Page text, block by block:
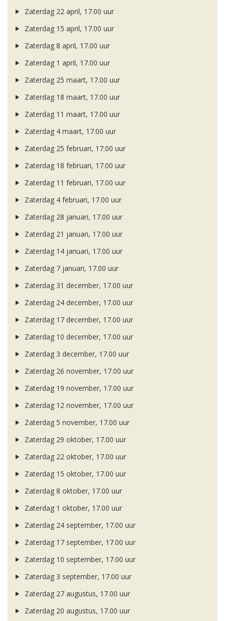
Zaterdag 22 april, 17.00 uur
Zaterdag 15 april, 17.00 uur
Zaterdag 8 april, 17.00 uur
Zaterdag 1 april, 17.00 uur
Zaterdag 25 maart, 17.00 uur
Zaterdag 18 maart, 17.00 uur
Zaterdag 11 maart, 17.00 uur
Zaterdag 4 maart, 17.00 uur
Zaterdag 25 februari, 17.00 uur
Zaterdag 18 februari, 17.00 uur
Zaterdag 11 februari, 17.00 uur
Zaterdag 4 februari, 17.00 uur
Zaterdag 28 januari, 17.00 uur
Zaterdag 21 januari, 17.00 uur
Zaterdag 14 januari, 17.00 uur
Zaterdag 7 januari, 17.00 uur
Zaterdag 31 december, 17.00 uur
Zaterdag 24 december, 17.00 uur
Zaterdag 17 december, 17.00 uur
Zaterdag 10 december, 17.00 uur
Zaterdag 3 december, 17.00 uur
Zaterdag 26 november, 17.00 uur
Zaterdag 19 november, 17.00 uur
Zaterdag 12 november, 17.00 uur
Zaterdag 5 november, 17.00 uur
Zaterdag 29 oktober, 17.00 uur
Zaterdag 22 oktober, 17.00 uur
Zaterdag 15 oktober, 17.00 uur
Zaterdag 8 oktober, 17.00 uur
Zaterdag 1 oktober, 17.00 uur
Zaterdag 24 september, 17.00 uur
Zaterdag 17 september, 17.00 uur
Zaterdag 10 september, 17.00 uur
Zaterdag 3 september, 17.00 uur
Zaterdag 27 augustus, 17.00 uur
Zaterdag 20 augustus, 17.00 uur